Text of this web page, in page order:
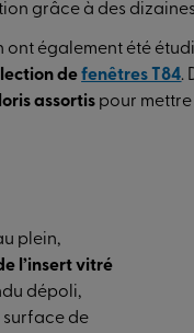
grâce à des
ont également été
defenêtres T84.
assortis pour
plein,
l’insert vitré
dépoli,
surface de